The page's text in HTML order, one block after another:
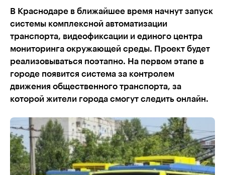
В Краснодаре в ближайшее время начнут запуск
системы комплексной автоматизации
транспорта, видеофиксации и единого центра
мониторинга окружающей среды. Проект будет
реализовываться поэтапно. На первом этапе в
городе появится система за контролем
движения общественного транспорта, за
которой жители города смогут следить онлайн.